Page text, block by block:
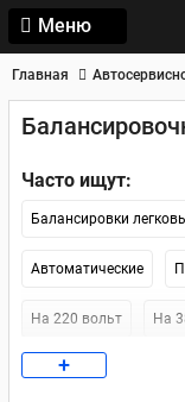
Меню
Главная
Часто ищут:
Балансировки
Автоматические
На 220 вольт На
Sicam
+